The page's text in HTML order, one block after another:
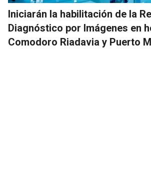
Iniciarán la habilitación de la
Diagnóstico por Imágenes en
Comodoro Riadavia y Puerto